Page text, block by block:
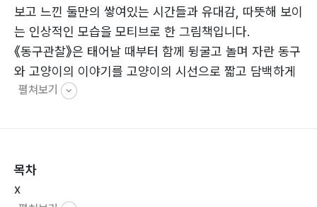
보고 느낀 둘만의 쌓여있는 시간들과 유대감, 따뜻해 보이
는 인상적인 모습을 모티브로 한 그림책입니다.
《동구관찰》은 태어날 때부터 함께 뒹굴고 놀며 자란 동구
와 고양이의 이야기를 고양이의 시선으로 짧고 담백하게
전개합니다. 이야기와 일러스트레이션은 짧고 간결하지만
연스러운 모습이 그림을 통해 경쾌하고 맑게 표현되고 있
습니다.
펼쳐보기
목차
x